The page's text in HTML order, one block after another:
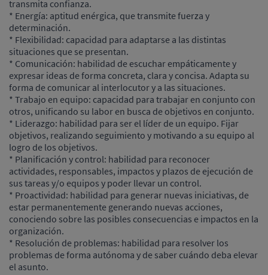
transmita confianza.
* Energía: aptitud enérgica, que transmite fuerza y
determinación.
* Flexibilidad: capacidad para adaptarse a las distintas
situaciones que se presentan.
* Comunicación: habilidad de escuchar empáticamente y
expresar ideas de forma concreta, clara y concisa. Adapta su
forma de comunicar al interlocutor y a las situaciones.
* Trabajo en equipo: capacidad para trabajar en conjunto con
otros, unificando su labor en busca de objetivos en conjunto.
* Liderazgo: habilidad para ser el líder de un equipo. Fijar
objetivos, realizando seguimiento y motivando a su equipo al
logro de los objetivos.
* Planificación y control: habilidad para reconocer
actividades, responsables, impactos y plazos de ejecución de
sus tareas y/o equipos y poder llevar un control.
* Proactividad: habilidad para generar nuevas iniciativas, de
estar permanentemente generando nuevas acciones,
conociendo sobre las posibles consecuencias e impactos en la
organización.
* Resolución de problemas: habilidad para resolver los
problemas de forma autónoma y de saber cuándo deba elevar
el asunto.